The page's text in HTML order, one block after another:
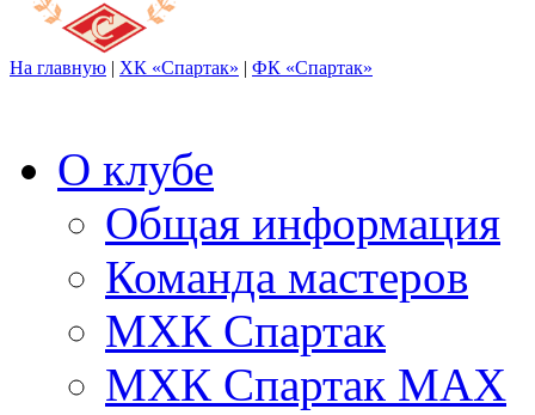
На главную | ХК «Спартак» | ФК «Спартак»
О клубе
Общая информация
Команда мастеров
МХК Спартак
МХК Спартак МАХ